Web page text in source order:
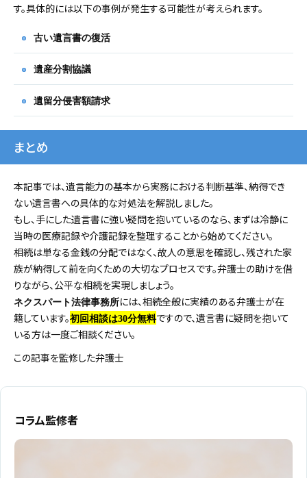
す。具体的には以下の事例が発生する可能性が考えられます。
古い遺言書の復活
遺産分割協議
遺留分侵害額請求
まとめ
本記事では、遺言能力の基本から実務における判断基準、納得でき
ない遺言書への具体的な対処法を解説しました。
もし、手にした遺言書に強い疑問を抱いているのなら、まずは冷静に
当時の医療記録や介護記録を整理することから始めてください。
相続は単なる金銭の分配ではなく、故人の意思を確認し、残された家
族が納得して前を向くための大切なプロセスです。弁護士の助けを借
りながら、公平な相続を実現しましょう。
ネクスパート法律事務所には、相続全般に実績のある弁護士が在
籍しています。初回相談は30分無料ですので、遺言書に疑問を抱いて
いる方は一度ご相談ください。
この記事を監修した弁護士
コラム監修者